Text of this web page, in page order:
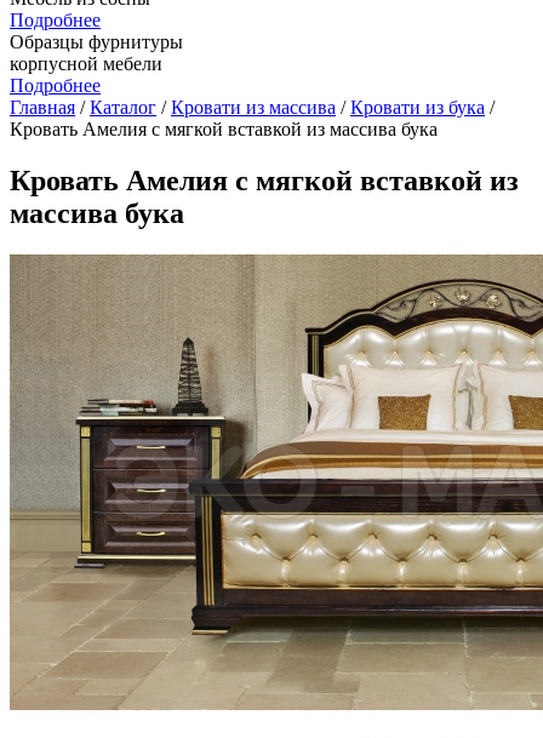
Подробнее
Образцы фурнитуры
корпусной мебели
Подробнее
Главная /Каталог /Кровати из массива /Кровати из бука /
Кровать Амелия с мягкой вставкой из массива бука
Кровать Амелия с мягкой вставкой из
массива бука